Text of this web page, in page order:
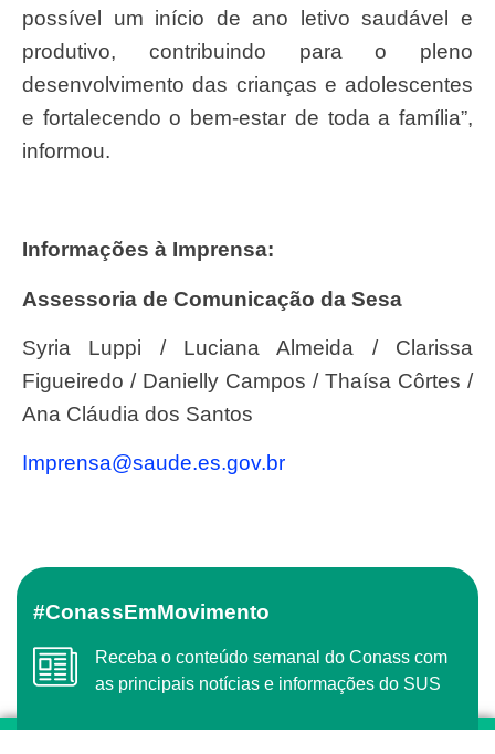
possível um início de ano letivo saudável e
produtivo, contribuindo para o pleno
desenvolvimento das crianças e adolescentes
e fortalecendo o bem-estar de toda a família”,
informou.
Informações à Imprensa:
Assessoria de Comunicação da Sesa
Syria Luppi / Luciana Almeida / Clarissa
Figueiredo / Danielly Campos / Thaísa Côrtes /
Ana Cláudia dos Santos
imprensa@saude.es.gov.br
#ConassEmMovimento
Receba o conteúdo semanal do Conass com
as principais notícias e informações do SUS